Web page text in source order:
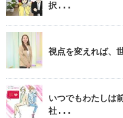
択...
視点を変えれば
いつでもわたしは
社...